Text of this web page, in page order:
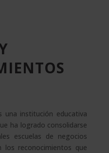
una institución educativa
ha logrado consolidarse
escuelas de negocios
los reconocimientos que